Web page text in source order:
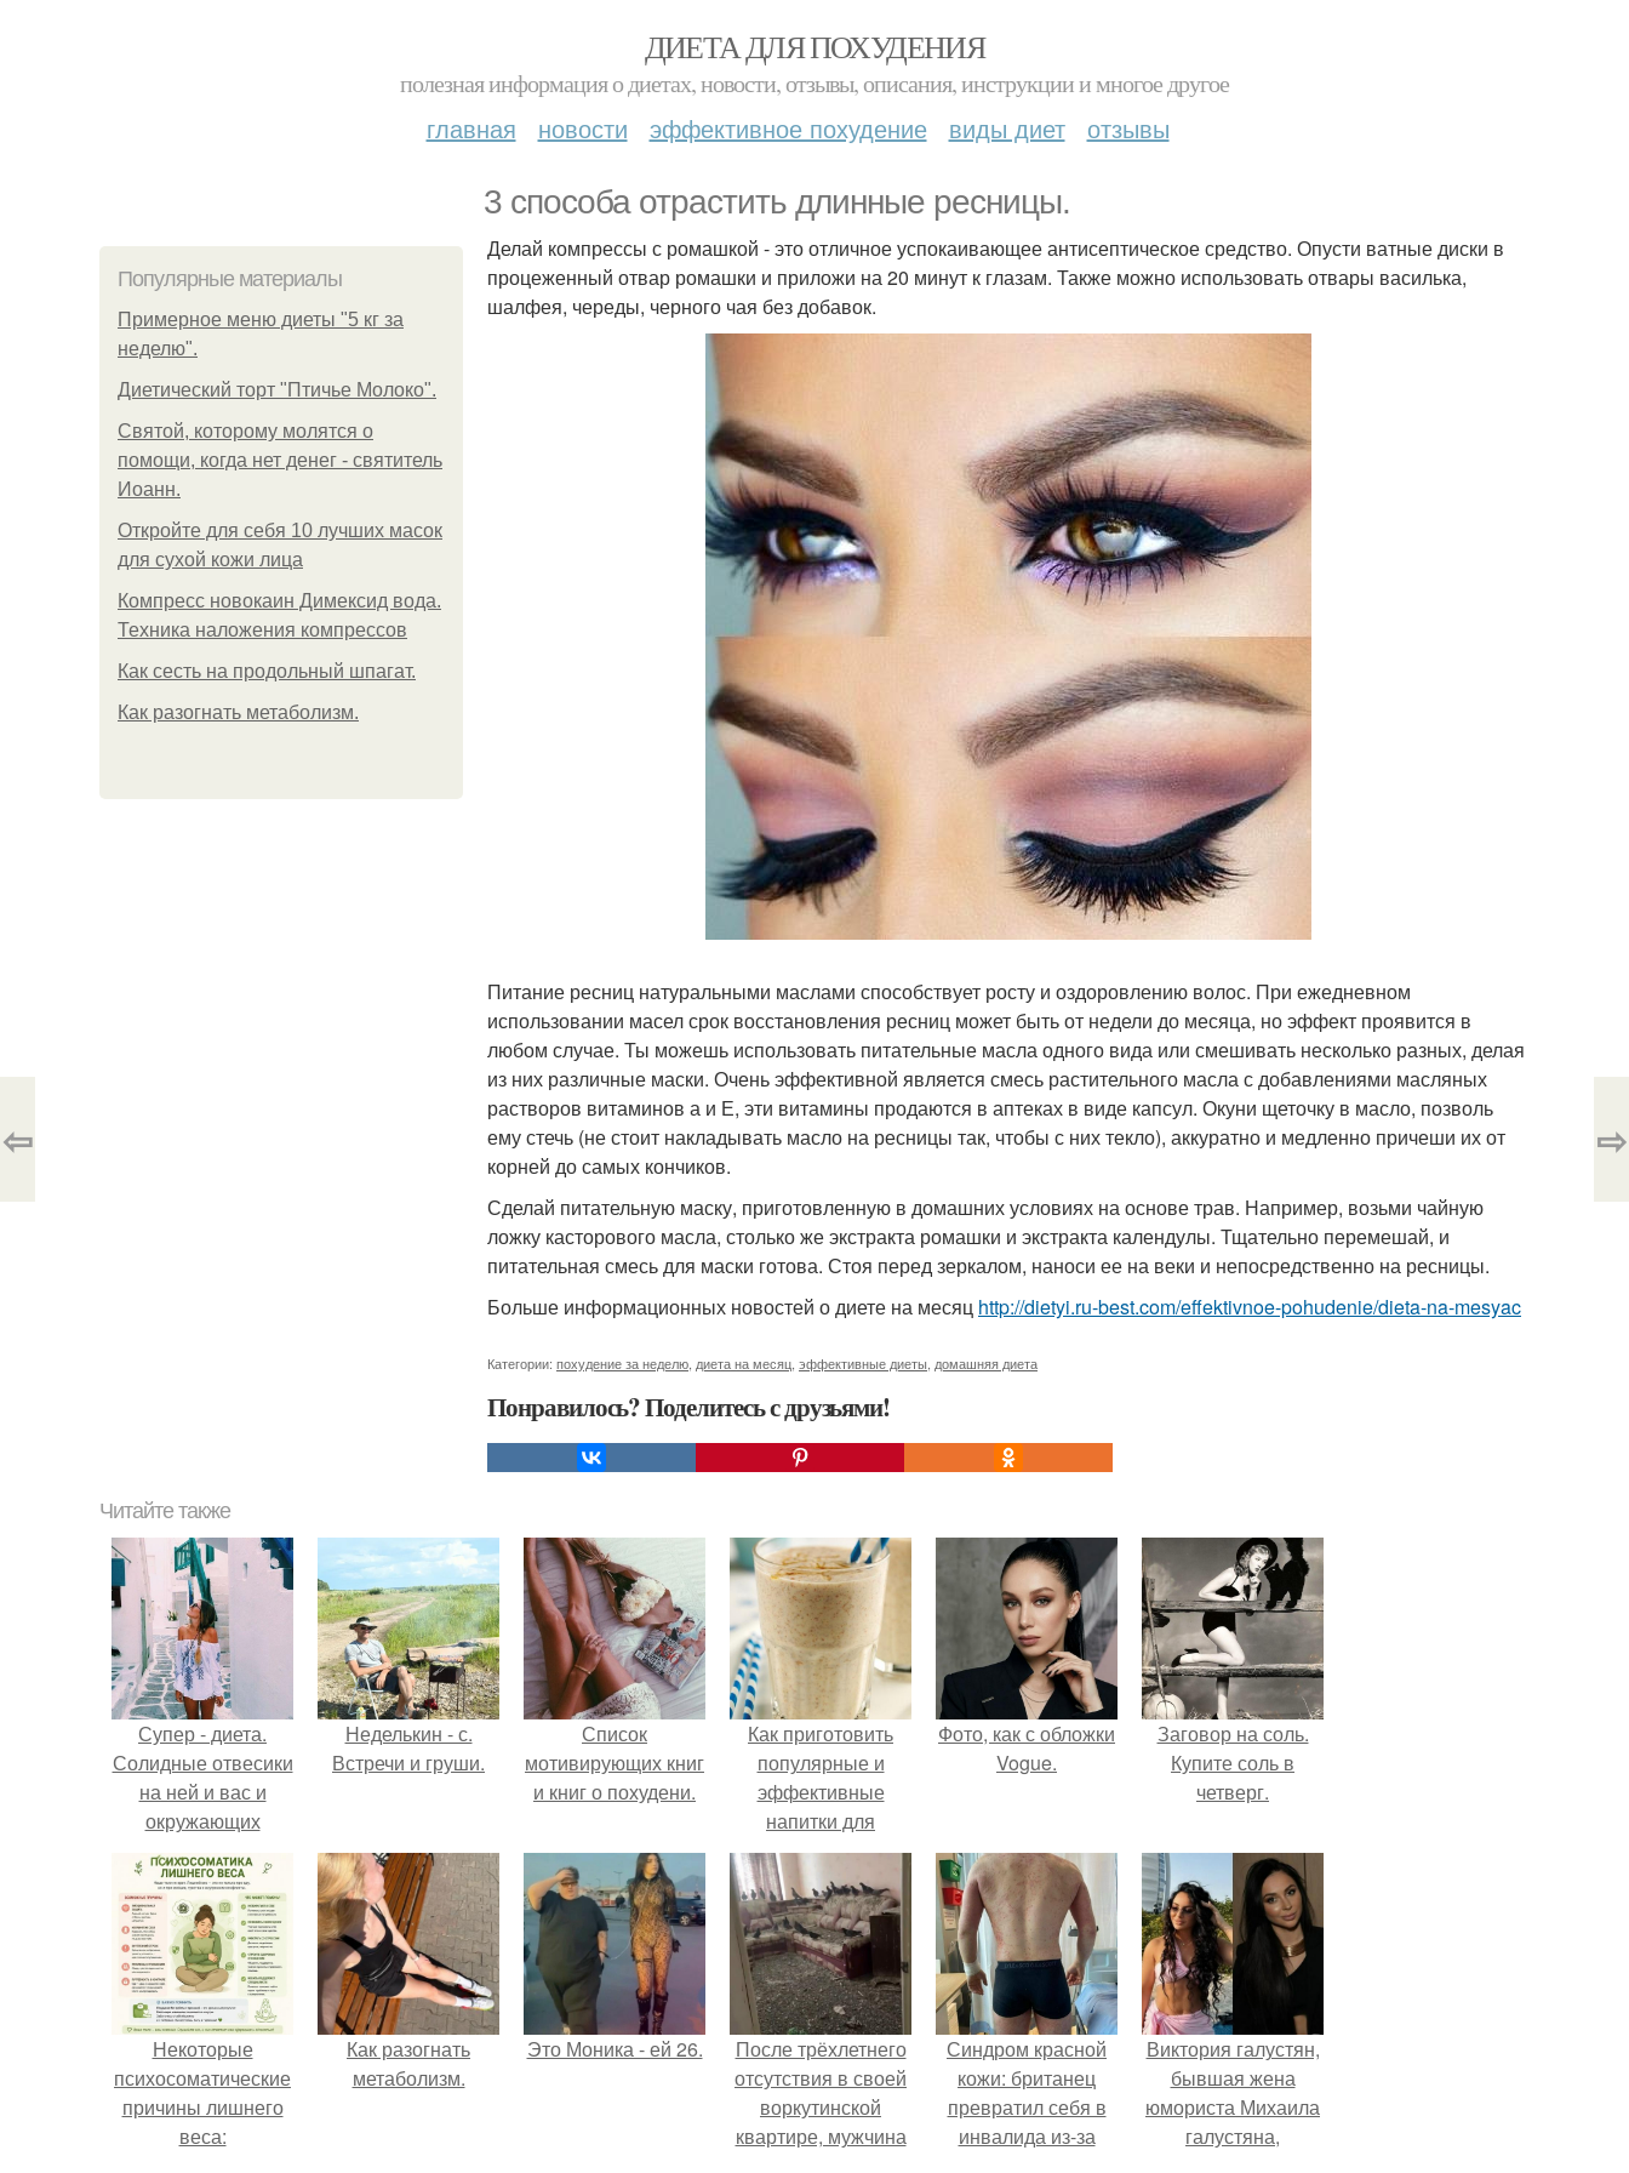
ДИЕТА ДЛЯ ПОХУДЕНИЯ
полезная информация о диетах, новости, отзывы, описания, инструкции и многое другое
главная новости эффективное похудение виды диет отзывы
3 способа отрастить длинные ресницы.
Популярные материалы
Примерное меню диеты "5 кг за
неделю".
Диетический торт "Птичье Молоко".
Святой, которому молятся о
помощи, когда нет денег - святитель
Иоанн.
Откройте для себя 10 лучших масок
для сухой кожи лица
Компресс новокаин Димексид вода.
Техника наложения компрессов
Как сесть на продольный шпагат.
Как разогнать метаболизм.
Делай компрессы с ромашкой - это отличное успокаивающее антисептическое средство. Опусти ватные диски в
процеженный отвар ромашки и приложи на 20 минут к глазам. Также можно использовать отвары василька,
шалфея, череды, черного чая без добавок.
Питание ресниц натуральными маслами способствует росту и оздоровлению волос. При ежедневном
использовании масел срок восстановления ресниц может быть от недели до месяца, но эффект проявится в
любом случае. Ты можешь использовать питательные масла одного вида или смешивать несколько разных, делая
из них различные маски. Очень эффективной является смесь растительного масла с добавлениями масляных
растворов витаминов а и Е, эти витамины продаются в аптеках в виде капсул. Окуни щеточку в масло, позволь
ему стечь (не стоит накладывать масло на ресницы так, чтобы с них текло), аккуратно и медленно причеши их от
корней до самых кончиков.
Сделай питательную маску, приготовленную в домашних условиях на основе трав. Например, возьми чайную
ложку касторового масла, столько же экстракта ромашки и экстракта календулы. Тщательно перемешай, и
питательная смесь для маски готова. Стоя перед зеркалом, наноси ее на веки и непосредственно на ресницы.
Больше информационных новостей о диете на месяц http://dietyi.ru-best.com/effektivnoe-pohudenie/dieta-na-mesyac
Категории: похудение за неделю диета на месяц эффективные диеты домашняя диета
Понравилось? Поделитесь с друзьями!
⇦ ⇨
Читайте также
Супер - диета.
Солидные отвесики
на ней и вас и
окружающих
порадуют!
Неделькин - с.
Встречи и груши.
Список
мотивирующих книг
и книг о похудени.
Как приготовить
популярные и
эффективные
напитки для
похудения!
Фото, как с обложки
Vogue.
Заговор на соль.
Купите соль в
четверг.
Некоторые
психосоматические
причины лишнего
веса:
Как разогнать
метаболизм.
Это Моника - ей 26.
После трёхлетнего
отсутствия в своей
воркутинской
квартире, мужчина
Синдром красной
кожи: британец
превратил себя в
инвалида из-за
Виктория галустян,
бывшая жена
юмориста Михаила
галустяна,